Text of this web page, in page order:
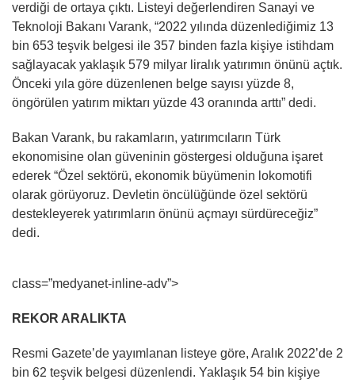
verdiği de ortaya çıktı. Listeyi değerlendiren Sanayi ve
Teknoloji Bakanı Varank, “2022 yılında düzenlediğimiz 13
bin 653 teşvik belgesi ile 357 binden fazla kişiye istihdam
sağlayacak yaklaşık 579 milyar liralık yatırımın önünü açtık.
Önceki yıla göre düzenlenen belge sayısı yüzde 8,
öngörülen yatırım miktarı yüzde 43 oranında arttı” dedi.
Bakan Varank, bu rakamların, yatırımcıların Türk
ekonomisine olan güveninin göstergesi olduğuna işaret
ederek “Özel sektörü, ekonomik büyümenin lokomotifi
olarak görüyoruz. Devletin öncülüğünde özel sektörü
destekleyerek yatırımların önünü açmayı sürdüreceğiz”
dedi.
class=”medyanet-inline-adv”>
REKOR ARALIKTA
Resmi Gazete’de yayımlanan listeye göre, Aralık 2022’de 2
bin 62 teşvik belgesi düzenlendi. Yaklaşık 54 bin kişiye